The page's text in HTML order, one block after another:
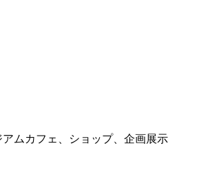
ムカフェ、ショップ、企画展示